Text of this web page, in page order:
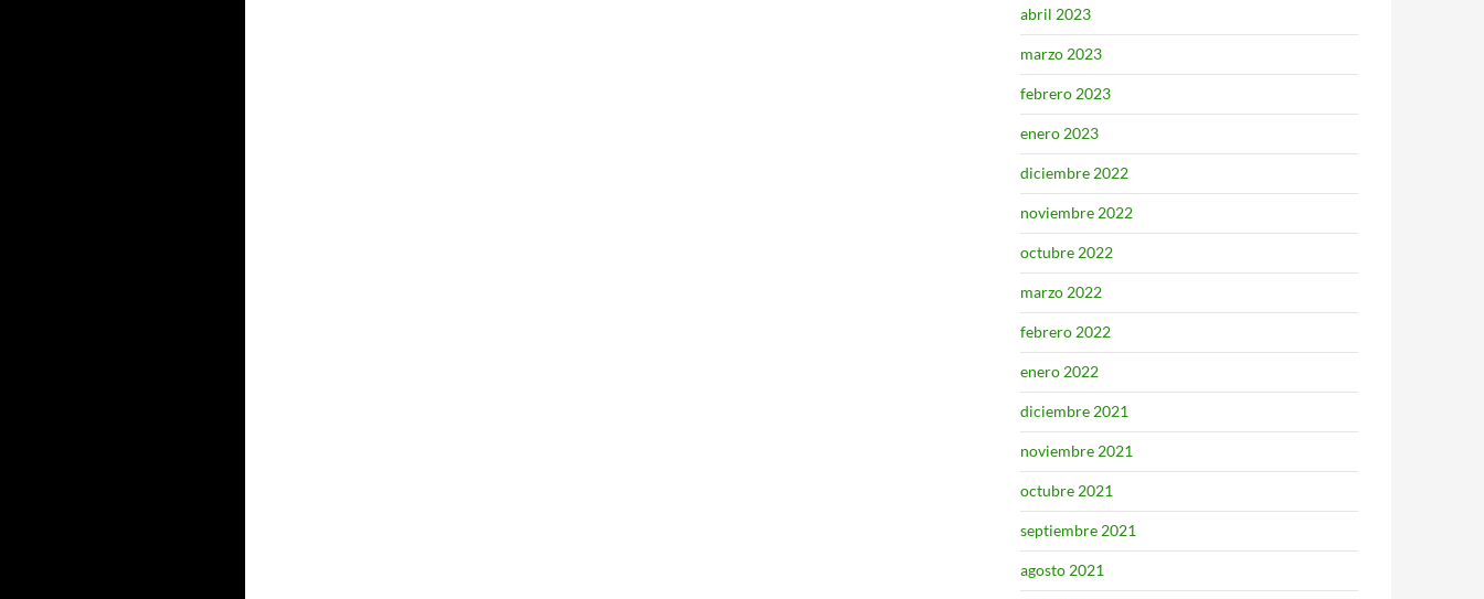
abril 2023
marzo 2023
febrero 2023
enero 2023
diciembre 2022
noviembre 2022
octubre 2022
marzo 2022
febrero 2022
enero 2022
diciembre 2021
noviembre 2021
octubre 2021
septiembre 2021
agosto 2021